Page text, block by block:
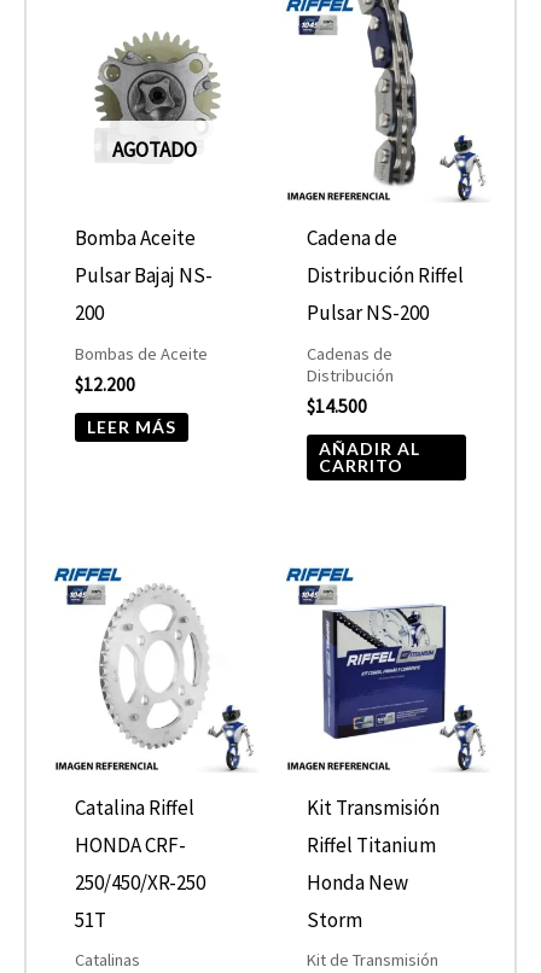
AGOTADO
Bomba Aceite
Pulsar Bajaj NS-
200
Bombas de Aceite
$12.200
LEER MÁS
Cadena de
Distribución Riffel
Pulsar NS-200
Cadenas de
Distribución
$14.500
AÑADIR AL
CARRITO
Catalina Riffel
HONDA CRF-
250/450/XR-250
51T
Catalinas
Kit Transmisión
Riffel Titanium
Honda New
Storm
Kit de Transmisión